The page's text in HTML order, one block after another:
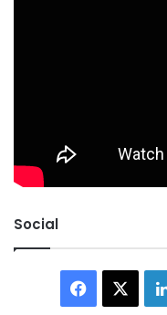
Social
Facebook